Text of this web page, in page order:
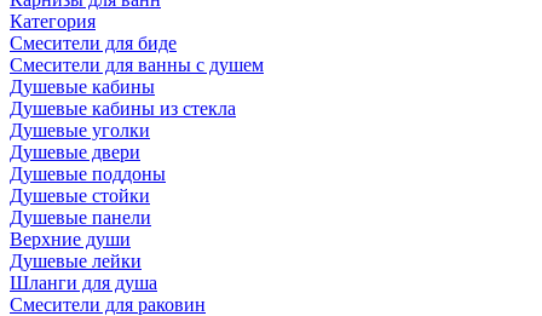
Категория
Смесители для биде
Смесители для ванны с душем
Душевые кабины
Душевые кабины из стекла
Душевые уголки
Душевые двери
Душевые поддоны
Душевые стойки
Душевые панели
Верхние души
Душевые лейки
Шланги для душа
Смесители для раковин